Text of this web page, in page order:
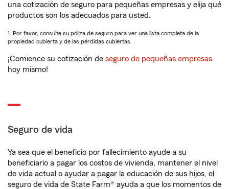
una cotización de seguro para pequeñas empresas y elija qué
productos son los adecuados para usted.
1. Por favor, consulte su póliza de seguro para ver una lista completa de la
propiedad cubierta y de las pérdidas cubiertas.
¡Comience su cotización de seguro de pequeñas empresas
hoy mismo!
Seguro de vida
Ya sea que el beneficio por fallecimiento ayude a su
beneficiario a pagar los costos de vivienda, mantener el nivel
de vida actual o ayudar a pagar la educación de sus hijos, el
seguro de vida de State Farm® ayuda a que los momentos de